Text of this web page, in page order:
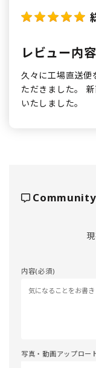
レビュー内容
久々に工場直送便
ただきました。
いたしました。
内容(必須)
写真・動画アップロー